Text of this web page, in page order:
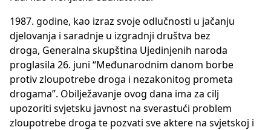
1987. godine, kao izraz svoje odlučnosti u jačanju
djelovanja i saradnje u izgradnji društva bez
droga, Generalna skupština Ujedinjenih naroda
proglasila 26. juni “Međunarodnim danom borbe
protiv zloupotrebe droga i nezakonitog prometa
drogama”. Obilježavanje ovog dana ima za cilj
upozoriti svjetsku javnost na sverastući problem
zloupotrebe droga te pozvati sve aktere na svjetskoj i